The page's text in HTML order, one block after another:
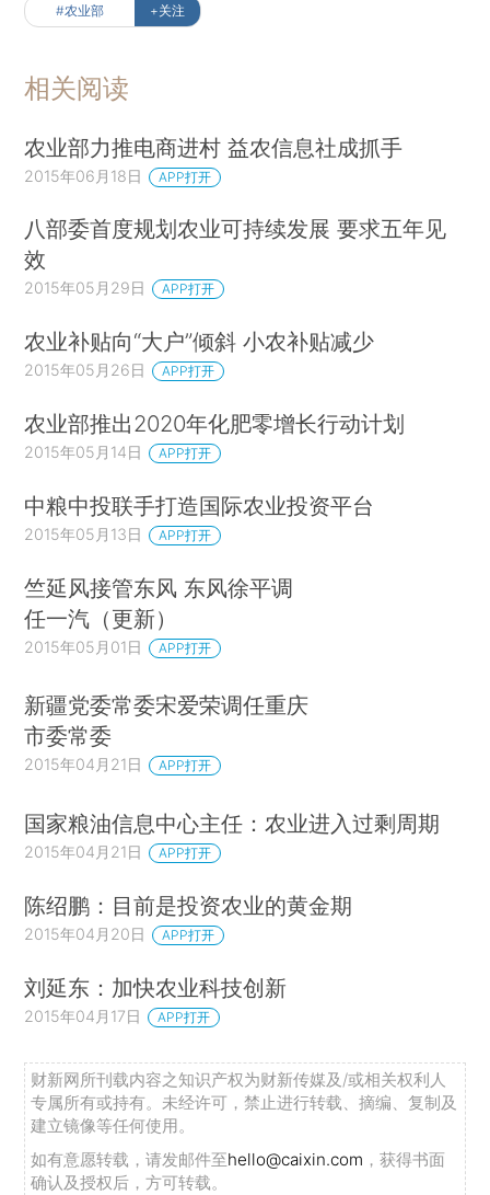
#农业部 +关注
相关阅读
农业部力推电商进村 益农信息社成抓手
2015年06月18日 APP打开
八部委首度规划农业可持续发展 要求五年见
效
2015年05月29日 APP打开
农业补贴向“大户”倾斜 小农补贴减少
2015年05月26日 APP打开
农业部推出2020年化肥零增长行动计划
2015年05月14日 APP打开
中粮中投联手打造国际农业投资平台
2015年05月13日 APP打开
竺延风接管东风 东风徐平调
任一汽（更新）
2015年05月01日 APP打开
新疆党委常委宋爱荣调任重庆
市委常委
2015年04月21日 APP打开
国家粮油信息中心主任：农业进入过剩周期
2015年04月21日 APP打开
陈绍鹏：目前是投资农业的黄金期
2015年04月20日 APP打开
刘延东：加快农业科技创新
2015年04月17日 APP打开
财新网所刊载内容之知识产权为财新传媒及/或相关权利人
专属所有或持有。未经许可，禁止进行转载、摘编、复制及
建立镜像等任何使用。
如有意愿转载，请发邮件至hello@caixin.com ，获得书面
确认及授权后，方可转载。